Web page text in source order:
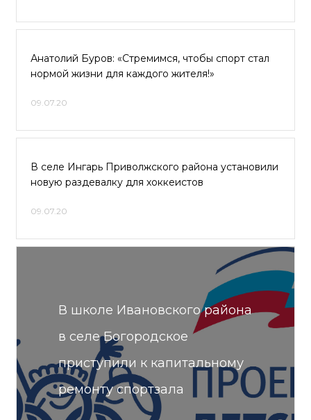
Анатолий Буров: «Стремимся, чтобы спорт стал
нормой жизни для каждого жителя!»
09.07.20
В селе Ингарь Приволжского района установили
новую раздевалку для хоккеистов
09.07.20
В школе Ивановского района
в селе Богородское
приступили к капитальному
ремонту спортзала